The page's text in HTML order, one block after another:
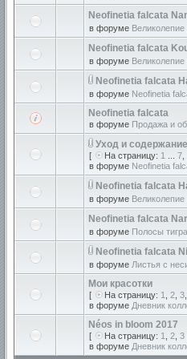
Neofinetia falcata
в форуме Великолепие
Neofinetia falcata
в форуме Великолепие
Neofinetia falcata
в форуме Neofinetia
Neofinetia falcata
в форуме Продажа и
Уход и
[ На страницу: 1 7
в форуме Neofinetia
Neofinetia falcata
в форуме Великолепие
Neofinetia falcata
в форуме Полосы тигра
Neofinetia falcata
в форуме Листья с
Мои красотки
[ На страницу: 1 2 3
в форуме Дневник
Néos in bloom 2017
[ На страницу: 1 2 3
в форуме Дневник